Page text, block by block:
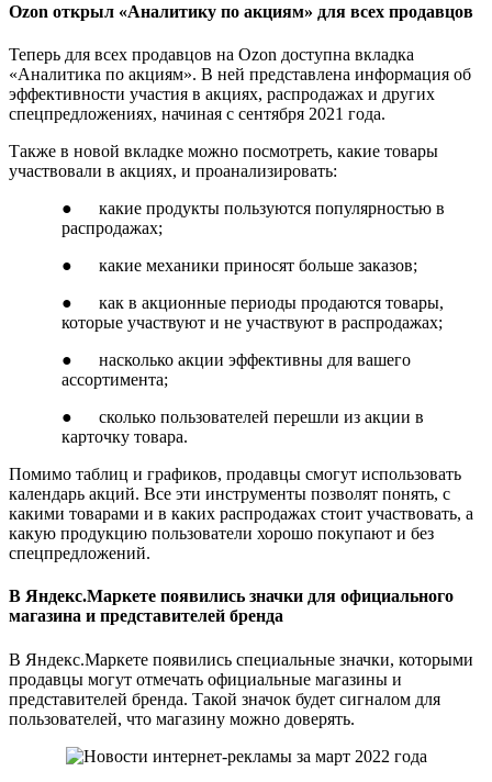
Ozon открыл «Аналитику по акциям» для всех продавцов
Теперь для всех продавцов на Ozon доступна вкладка
«Аналитика по акциям». В ней представлена информация об
эффективности участия в акциях, распродажах и других
спецпредложениях, начиная с сентября 2021 года.
Также в новой вкладке можно посмотреть, какие товары
участвовали в акциях, и проанализировать:
● какие продукты пользуются популярностью в
распродажах;
● какие механики приносят больше заказов;
● как в акционные периоды продаются товары,
которые участвуют и не участвуют в распродажах;
● насколько акции эффективны для вашего
ассортимента;
● сколько пользователей перешли из акции в
карточку товара.
Помимо таблиц и графиков, продавцы смогут использовать
календарь акций. Все эти инструменты позволят понять, с
какими товарами и в каких распродажах стоит участвовать, а
какую продукцию пользователи хорошо покупают и без
спецпредложений.
В Яндекс.Маркете появились значки для официального
магазина и представителей бренда
В Яндекс.Маркете появились специальные значки, которыми
продавцы могут отмечать официальные магазины и
представителей бренда. Такой значок будет сигналом для
пользователей, что магазину можно доверять.